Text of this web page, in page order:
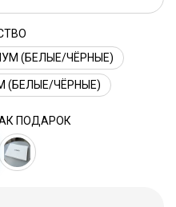
(БЕЛЫЕ/ЧЁРНЫЕ)
(БЕЛЫЕ/ЧЁРНЫЕ)
ПОДАРОК